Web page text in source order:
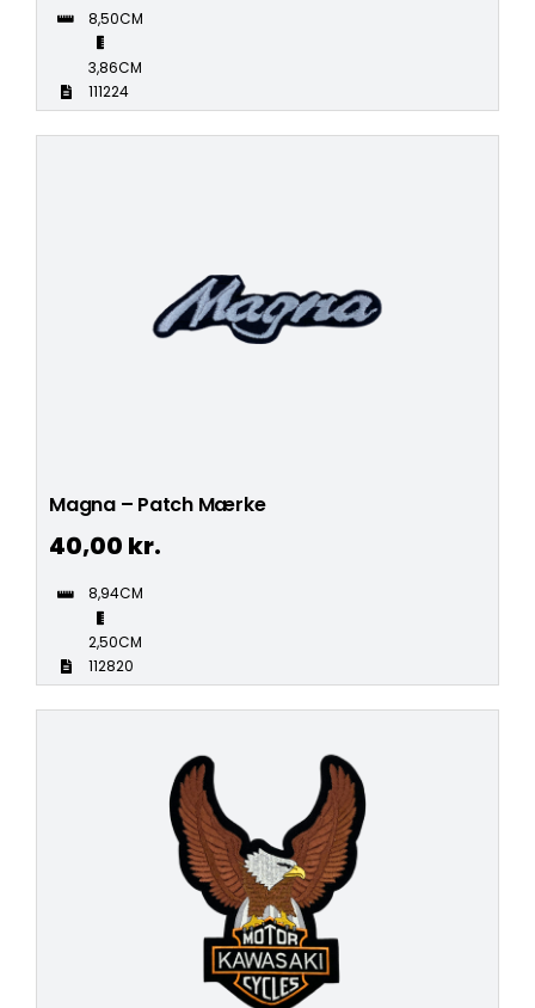
8,50CM
3,86CM
111224
Magna – Patch Mærke
40,00 kr.
8,94CM
2,50CM
112820